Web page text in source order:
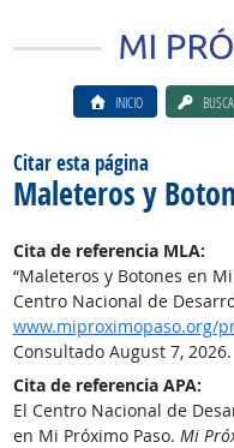
INICIO
Citar esta página
Maleteros y
Cita de referencia MLA:
“Maleteros y Botones en
Centro Nacional de
www.miproximopaso.org/
Consultado August 7, 2026.
Cita de referencia APA:
El Centro Nacional de
en Mi Próximo Paso. Mi